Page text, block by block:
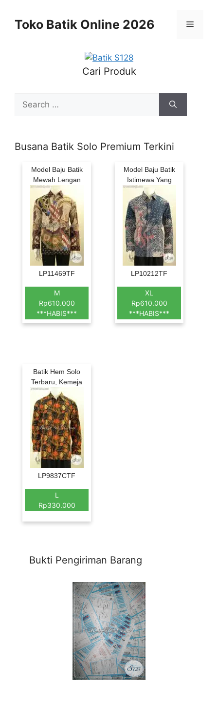
contentToko Batik Online 2026 Menu
Cari Produk
for:
Busana Batik Solo Premium Terkini
Model Baju Batik
Mewah Lengan
LP11469TF
M
Rp610.000
***HABIS***
Model Baju Batik
Istimewa Yang
LP10212TF
XL
Rp610.000
***HABIS***
Batik Hem Solo
Terbaru, Kemeja
LP9837CTF
L
Rp330.000
Bukti Pengiriman Barang